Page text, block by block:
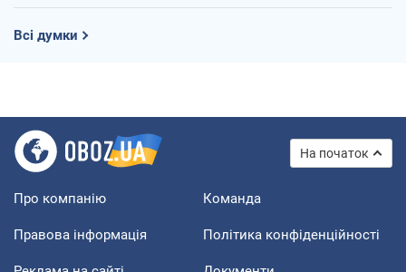
Всі думки
На початок
Про компанію Команда
Правова інформація Політика конфіденційності